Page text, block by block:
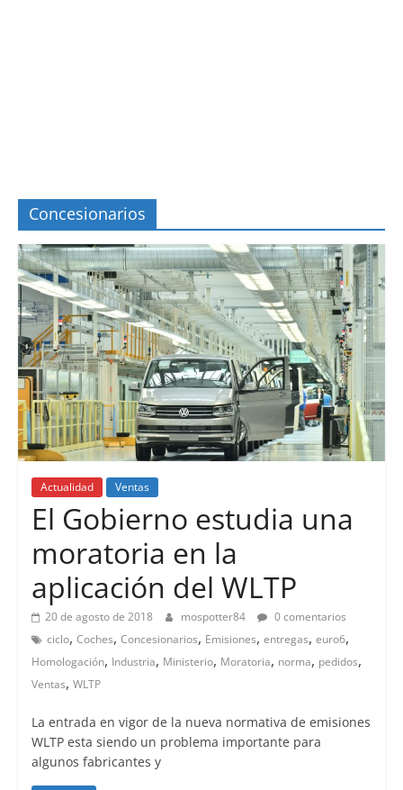
Concesionarios
Actualidad Ventas
El Gobierno estudia una
moratoria en la
aplicación del WLTP
20 de agosto de 2018 mospotter84
0 comentarios
ciclo, Coches, Concesionarios, Emisiones, entregas, euro6,
Homologación, Industria, Ministerio, Moratoria, norma, pedidos,
Ventas, WLTP
La entrada en vigor de la nueva normativa de emisiones
WLTP esta siendo un problema importante para
algunos fabricantes y